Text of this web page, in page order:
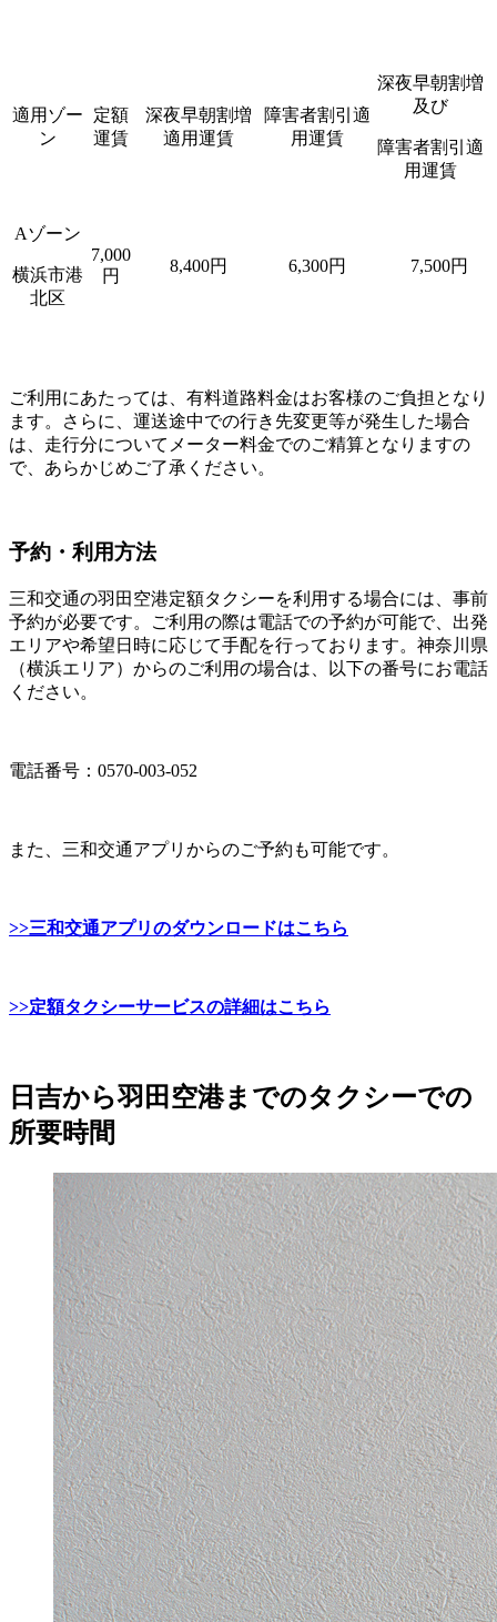
適用ゾー
ン
定額
運賃
深夜早朝割増
適用運賃
障害者割引適
用運賃
深夜早朝割増
及び
障害者割引適
用運賃
Aゾーン
横浜市港
北区
7,000
円
8,400円 6,300円 7,500円
ご利用にあたっては、有料道路料金はお客様のご負担となり
ます。さらに、運送途中での行き先変更等が発生した場合
は、走行分についてメーター料金でのご精算となりますの
で、あらかじめご了承ください。
予約・利用方法
三和交通の羽田空港定額タクシーを利用する場合には、事前
予約が必要です。ご利用の際は電話での予約が可能で、出発
エリアや希望日時に応じて手配を行っております。神奈川県
（横浜エリア）からのご利用の場合は、以下の番号にお電話
ください。
電話番号：0570-003-052
また、三和交通アプリからのご予約も可能です。
>>三和交通アプリのダウンロードはこちら
>>定額タクシーサービスの詳細はこちら
日吉から羽田空港までのタクシーでの
所要時間